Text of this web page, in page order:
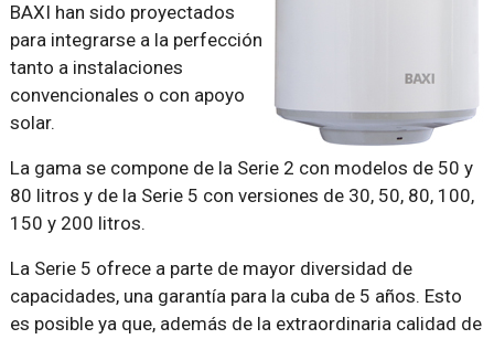
BAXI han sido proyectados
para integrarse a la perfección
tanto a instalaciones
convencionales o con apoyo
solar.
La gama se compone de la Serie 2 con modelos de 50 y
80 litros y de la Serie 5 con versiones de 30, 50, 80, 100,
150 y 200 litros.
La Serie 5 ofrece a parte de mayor diversidad de
capacidades, una garantía para la cuba de 5 años. Esto
es posible ya que, además de la extraordinaria calidad de